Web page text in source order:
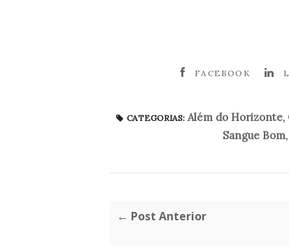
FACEBOOK
CATEGORIAS: Além do Horizonte,
Sangue Bom,
← Post Anterior